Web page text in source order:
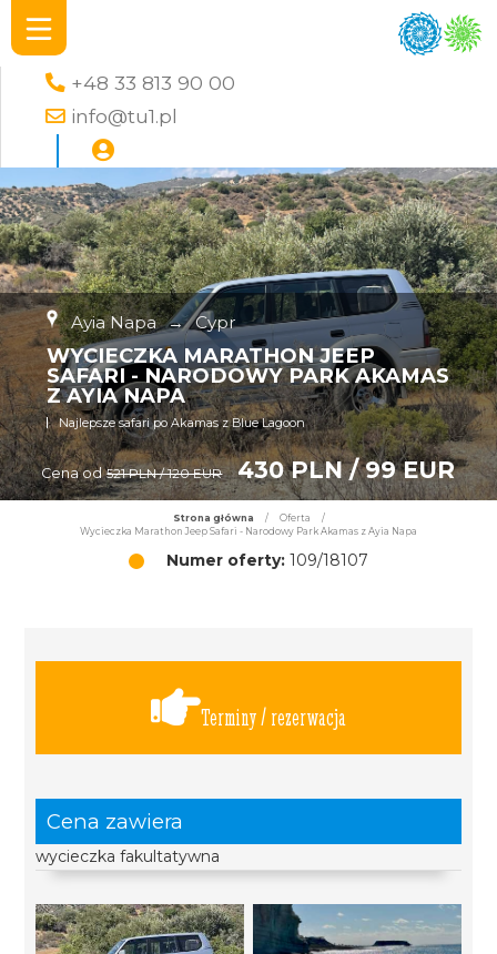
+48 33 813 90 00
info@tu1.pl
Ayia Napa → Cypr
WYCIECZKA MARATHON JEEP
SAFARI - NARODOWY PARK AKAMAS
Z AYIA NAPA
Najlepsze safari po Akamas z Blue Lagoon
Cena od 521 PLN / 120 EUR 430 PLN / 99 EUR
Strona główna / Oferta
/
Wycieczka Marathon Jeep Safari - Narodowy Park Akamas z Ayia Napa
Numer oferty: 109/18107
Terminy / rezerwacja
Cena zawiera
wycieczka fakultatywna